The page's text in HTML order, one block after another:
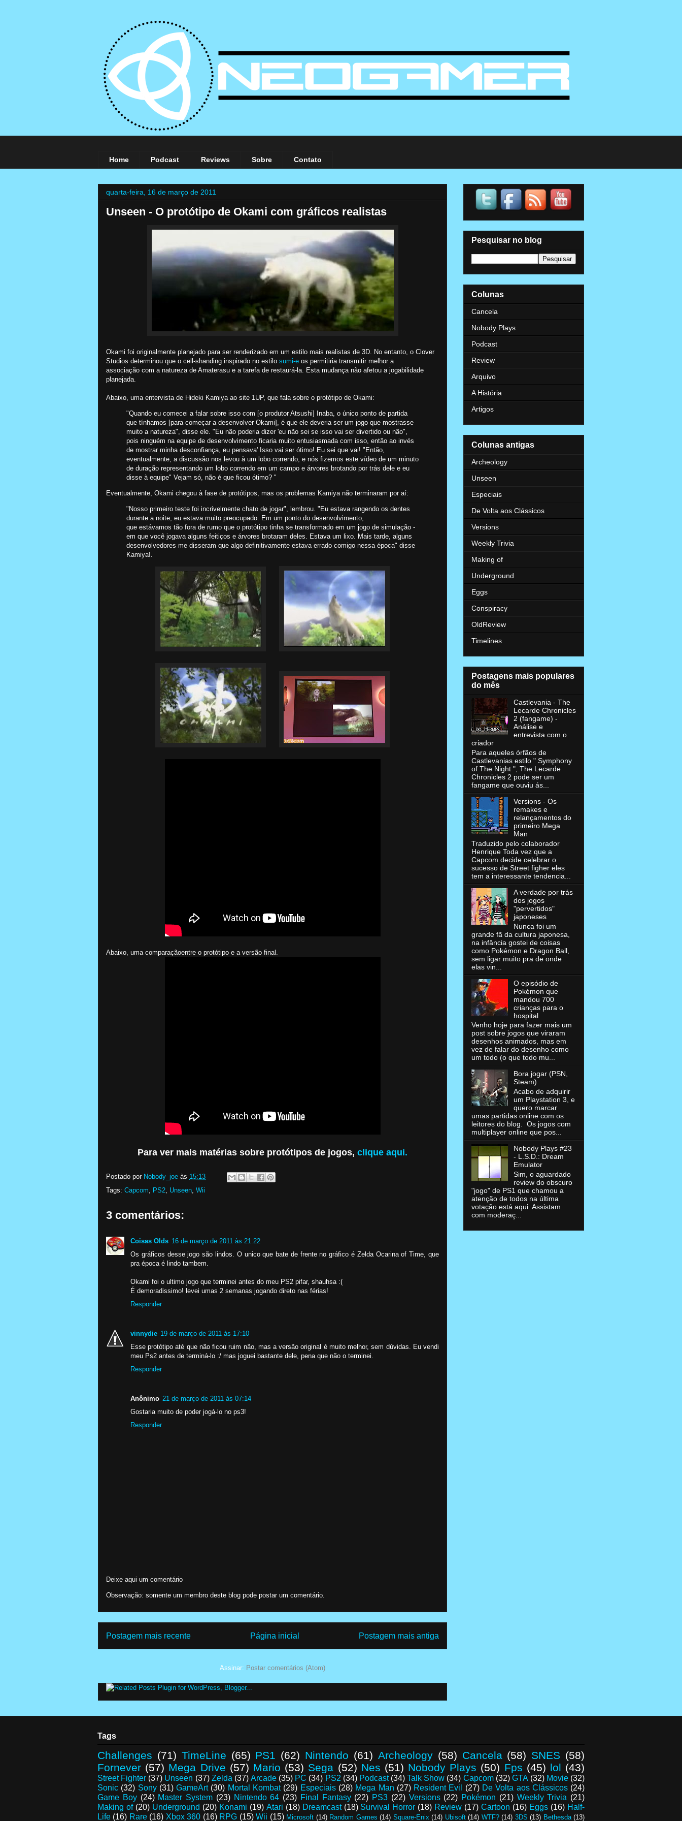
Home Podcast Reviews Sobre Contato
quarta-feira, 16 de março de 2011
Unseen - O protótipo de Okami com gráficos realistas
Okami foi originalmente planejado para ser renderizado em um estilo mais realistas de 3D. No entanto, o Clover
Studios determinou que o cell-shanding inspirado no estilo sumi-e os permitiria transmitir melhor a
associação com a natureza de Amaterasu e a tarefa de restaurá-la. Esta mudança não afetou a jogabilidade
planejada.
Abaixo, uma entervista de Hideki Kamiya ao site 1UP, que fala sobre o protótipo de Okami:
"Quando eu comecei a falar sobre isso com [o produtor Atsushi] Inaba, o único ponto de partida
que tínhamos [para começar a desenvolver Okami], é que ele deveria ser um jogo que mostrasse
muito a natureza", disse ele. "Eu não poderia dizer 'eu não sei se isso vai ser divertido ou não",
pois ninguém na equipe de desenvolvimento ficaria muito entusiasmada com isso, então ao invés
de mostrar minha desconfiança, eu pensava' Isso vai ser ótimo! Eu sei que vai! "Então,
eventualmente, a discussão nos levou à um lobo correndo, e nós fizemos este vídeo de um minuto
de duração representando um lobo correndo em um campo e árvores brotando por trás dele e eu
disse à equipe" Vejam só, não é que ficou ótimo? "
Eventualmente, Okami chegou à fase de protótipos, mas os problemas Kamiya não terminaram por aí:
"Nosso primeiro teste foi incrivelmente chato de jogar", lembrou. "Eu estava rangendo os dentes
durante a noite, eu estava muito preocupado. Em um ponto do desenvolvimento,
que estávamos tão fora de rumo que o protótipo tinha se transformado em um jogo de simulação -
em que você jogava alguns feitiços e árvores brotaram deles. Estava um lixo. Mais tarde, alguns
desenvolvedores me disseram que algo definitivamente estava errado comigo nessa época" disse
Kamiya!.
Abaixo, uma comparaçãoentre o protótipo e a versão final.
Para ver mais matérias sobre protótipos de jogos, clique aqui.
Postado por Nobody_joe às 15:13
Tags: Capcom PS2 Unseen Wii
3 comentários:
Coisas Olds 16 de março de 2011 às 21:22
Os gráficos desse jogo são lindos. O unico que bate de frente no gráfico é Zelda Ocarina of Time, que
pra época é lindo tambem.
Okami foi o ultimo jogo que terminei antes do meu PS2 pifar, shauhsa :(
É demoradissimo! levei umas 2 semanas jogando direto nas férias!
Responder
vinnydie 19 de março de 2011 às 17:10
Esse protótipo até que não ficou ruim não, mas a versão original é muito melhor, sem dúvidas. Eu vendi
meu Ps2 antes de terminá-lo :/ mas joguei bastante dele, pena que não o terminei.
Responder
Anônimo 21 de março de 2011 às 07:14
Gostaria muito de poder jogá-lo no ps3!
Responder
Deixe aqui um comentário
Observação: somente um membro deste blog pode postar um comentário.
Postagem mais recente Postagem mais antiga
Página inicial
Assinar: Postar comentários (Atom)
Pesquisar no blog
Colunas
Cancela
Nobody Plays
Podcast
Review
Arquivo
A História
Artigos
Colunas antigas
Archeology
Unseen
Especiais
De Volta aos Clássicos
Versions
Weekly Trivia
Making of
Underground
Eggs
Conspiracy
OldReview
Timelines
Postagens mais populares
do mês
Castlevania - The
Lecarde Chronicles
2 (fangame) -
Análise e
entrevista com o
criador
Para aqueles órfãos de
Castlevanias estilo " Symphony
of The Night ", The Lecarde
Chronicles 2 pode ser um
fangame que ouviu ás...
Versions - Os
remakes e
relançamentos do
primeiro Mega
Man
Traduzido pelo colaborador
Henrique Toda vez que a
Capcom decide celebrar o
sucesso de Street figher eles
tem a interessante tendencia...
A verdade por trás
dos jogos
"pervertidos"
japoneses
Nunca foi um
grande fã da cultura japonesa,
na infância gostei de coisas
como Pokémon e Dragon Ball,
sem ligar muito pra de onde
elas vin...
O episódio de
Pokémon que
mandou 700
crianças para o
hospital
Venho hoje para fazer mais um
post sobre jogos que viraram
desenhos animados, mas em
vez de falar do desenho como
um todo (o que todo mu...
Bora jogar (PSN,
Steam)
Acabo de adquirir
um Playstation 3, e
quero marcar
umas partidas online com os
leitores do blog. Os jogos com
multiplayer online que pos...
Nobody Plays #23
- L.S.D.: Dream
Emulator
Sim, o aguardado
review do obscuro
"jogo" de PS1 que chamou a
atenção de todos na última
votação está aqui. Assistam
com moderaç...
Tags
Challenges (71) TimeLine (65) PS1 (62) Nintendo (61) Archeology (58) Cancela (58) SNES (58)
Fornever (57) Mega Drive (57) Mario (53) Sega (52) Nes (51) Nobody Plays (50) Fps (45) lol (43)
Street Fighter (37) Unseen (37) Zelda (37) Arcade (35) PC (34) PS2 (34) Podcast (34) Talk Show (34) Capcom (32) GTA (32) Movie (32)
Sonic (32) Sony (31) GameArt (30) Mortal Kombat (29) Especiais (28) Mega Man (27) Resident Evil (27) De Volta aos Clássicos (24)
Game Boy (24) Master System (23) Nintendo 64 (23) Final Fantasy (22) PS3 (22) Versions (22) Pokémon (21) Weekly Trivia (21)
Making of (20) Underground (20) Konami (19) Atari (18) Dreamcast (18) Survival Horror (18) Review (17) Cartoon (16) Eggs (16) Half-
Life (16) Rare (16) Xbox 360 (16) RPG (15) Wii (15) Microsoft (14) Random Games (14) Square-Enix (14) Ubisoft (14) WTF? (14) 3DS (13) Bethesda (13)